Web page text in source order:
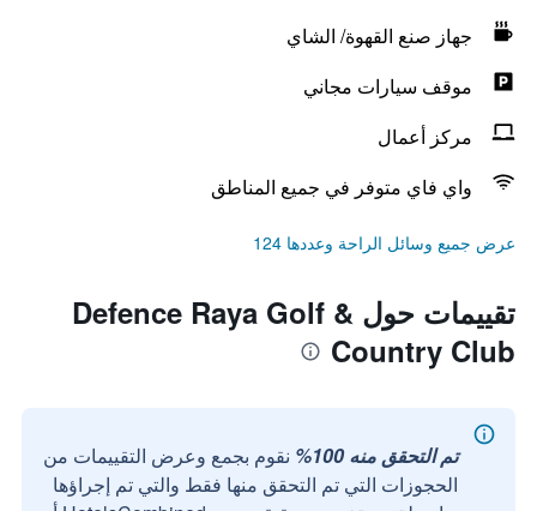
جهاز صنع القهوة/ الشاي
موقف سيارات مجاني
مركز أعمال
واي فاي متوفر في جميع المناطق
عرض جميع وسائل الراحة وعددها 124
تقييمات حول Defence Raya Golf &
Country Club
تم التحقق منه 100%
نقوم بجمع وعرض التقييمات من
الحجوزات التي تم التحقق منها فقط والتي تم إجراؤها